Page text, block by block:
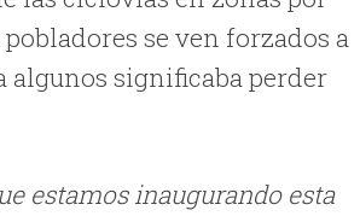
se ven forzados a
algunos significaba perder
estamos inaugurando esta